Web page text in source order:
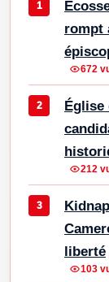
rompt
672
Église
212
liberté
103